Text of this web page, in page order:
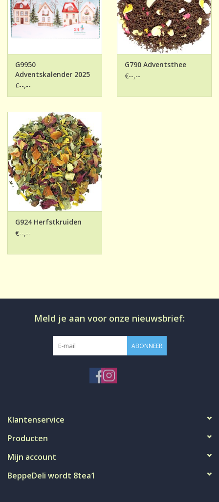
G9950
Adventskalender 2025
6 stuks - LAATSTE
€--,--
G790 Adventsthee
€--,--
G924 Herfstkruiden
€--,--
Meld je aan voor onze nieuwsbrief:
ABONNEER
Klantenservice
Producten
Mijn account
BeppeDeli wordt 8tea1